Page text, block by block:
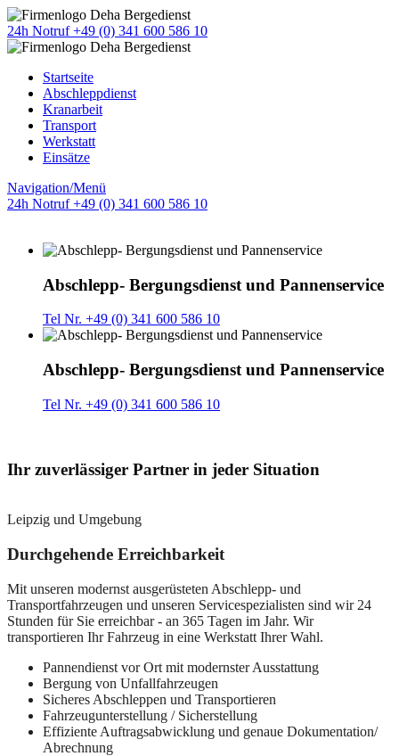
24h Notruf +49 (0) 341 600 586 10
Startseite
Abschleppdienst
Kranarbeit
Transport
Werkstatt
Einsätze
Navigation/Menü
24h Notruf +49 (0) 341 600 586 10
Abschlepp- Bergungsdienst und Pannenservice
Tel Nr. +49 (0) 341 600 586 10
Abschlepp- Bergungsdienst und Pannenservice
Tel Nr. +49 (0) 341 600 586 10
Ihr zuverlässiger Partner in jeder Situation
Leipzig und Umgebung
Durchgehende Erreichbarkeit
Mit unseren modernst ausgerüsteten Abschlepp- und
Transportfahrzeugen und unseren Servicespezialisten sind wir 24
Stunden für Sie erreichbar - an 365 Tagen im Jahr. Wir
transportieren Ihr Fahrzeug in eine Werkstatt Ihrer Wahl.
Pannendienst vor Ort mit modernster Ausstattung
Bergung von Unfallfahrzeugen
Sicheres Abschleppen und Transportieren
Fahrzeugunterstellung / Sicherstellung
Effiziente Auftragsabwicklung und genaue Dokumentation/
Abrechnung